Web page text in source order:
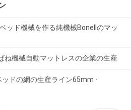
ッド機械を作る純機械Bonellのマッ
ね機械自動マットレスの企業の生産
ドの網の生産ライン65mm -